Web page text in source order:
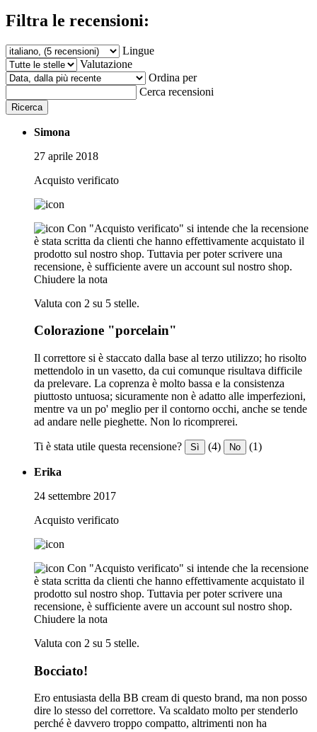
Filtra le recensioni:
Lingue
Valutazione
Ordina per
Cerca recensioni
Ricerca
Simona
27 aprile 2018
Acquisto verificato
Con "Acquisto verificato" si intende che la recensione
è stata scritta da clienti che hanno effettivamente acquistato il
prodotto sul nostro shop. Tuttavia per poter scrivere una
recensione, è sufficiente avere un account sul nostro shop.
Chiudere la nota
Valuta con 2 su 5 stelle.
Colorazione "porcelain"
Il correttore si è staccato dalla base al terzo utilizzo; ho risolto
mettendolo in un vasetto, da cui comunque risultava difficile
da prelevare. La coprenza è molto bassa e la consistenza
piuttosto untuosa; sicuramente non è adatto alle imperfezioni,
mentre va un po' meglio per il contorno occhi, anche se tende
ad andare nelle pieghette. Non lo ricomprerei.
Ti è stata utile questa recensione? Sì (4) No (1)
Erika
24 settembre 2017
Acquisto verificato
Con "Acquisto verificato" si intende che la recensione
è stata scritta da clienti che hanno effettivamente acquistato il
prodotto sul nostro shop. Tuttavia per poter scrivere una
recensione, è sufficiente avere un account sul nostro shop.
Chiudere la nota
Valuta con 2 su 5 stelle.
Bocciato!
Ero entusiasta della BB cream di questo brand, ma non posso
dire lo stesso del correttore. Va scaldato molto per stenderlo
perché è davvero troppo compatto, altrimenti non ha